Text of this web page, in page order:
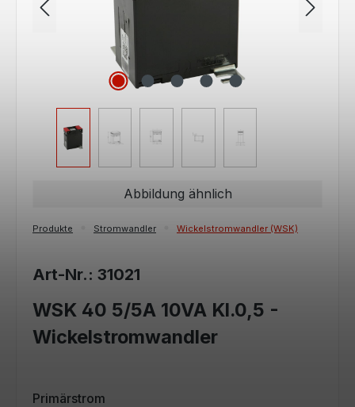
Abbildung ähnlich
Produkte Stromwandler Wickelstromwandler (WSK)
Art-Nr.: 31021
WSK 40 5/5A 10VA Kl.0,5 -
Wickelstromwandler
Primärstrom